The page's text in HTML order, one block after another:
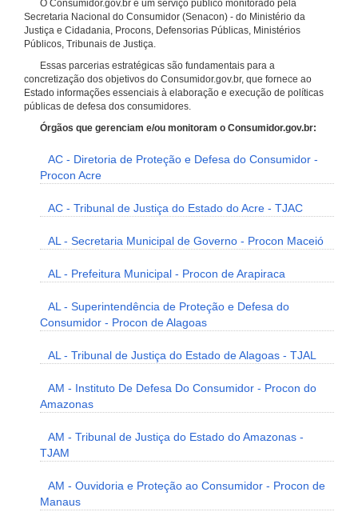
O Consumidor.gov.br é um serviço público monitorado pela
Secretaria Nacional do Consumidor (Senacon) - do Ministério da
Justiça e Cidadania, Procons, Defensorias Públicas, Ministérios
Públicos, Tribunais de Justiça.
Essas parcerias estratégicas são fundamentais para a
concretização dos objetivos do Consumidor.gov.br, que fornece ao
Estado informações essenciais à elaboração e execução de políticas
públicas de defesa dos consumidores.
Órgãos que gerenciam e/ou monitoram o Consumidor.gov.br:
AC - Diretoria de Proteção e Defesa do Consumidor -
Procon Acre
AC - Tribunal de Justiça do Estado do Acre - TJAC
AL - Secretaria Municipal de Governo - Procon Maceió
AL - Prefeitura Municipal - Procon de Arapiraca
AL - Superintendência de Proteção e Defesa do
Consumidor - Procon de Alagoas
AL - Tribunal de Justiça do Estado de Alagoas - TJAL
AM - Instituto De Defesa Do Consumidor - Procon do
Amazonas
AM - Tribunal de Justiça do Estado do Amazonas -
TJAM
AM - Ouvidoria e Proteção ao Consumidor - Procon de
Manaus